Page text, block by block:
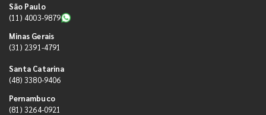
São Paulo
(11) 4003-9879
Minas Gerais
(31) 2391-4791
Santa Catarina
(48) 3380-9406
Pernambuco
(81) 3264-0921